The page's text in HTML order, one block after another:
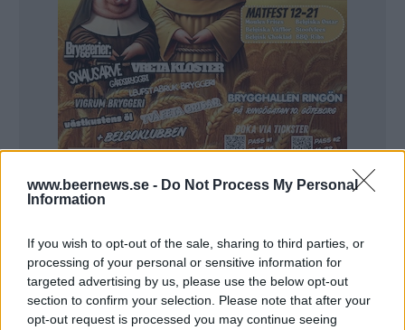
www.beernews.se - Do Not Process My Personal
Information
If you wish to opt-out of the sale, sharing to third parties, or
processing of your personal or sensitive information for
targeted advertising by us, please use the below opt-out
section to confirm your selection. Please note that after your
opt-out request is processed you may continue seeing
samarbete när Erik åkte med Hyllie och ett gäng
andra svenska hantverksbryggerier till ölveckan i
Berlin. Att tyskarna kommer till Malmö är en direkt
fortsättning på det samarbetet.